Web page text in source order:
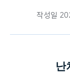
작성일
난